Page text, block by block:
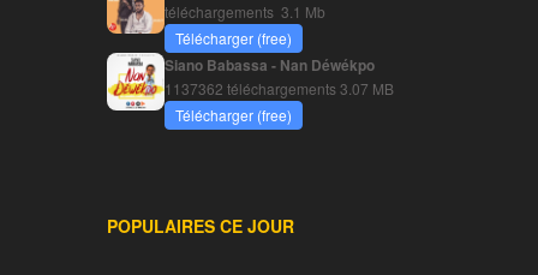
téléchargements 3.1 Mb
Télécharger (free)
Siano Babassa - Nan Déwékpo
1137362 téléchargements3.07 MB
Télécharger (free)
POPULAIRES CE JOUR